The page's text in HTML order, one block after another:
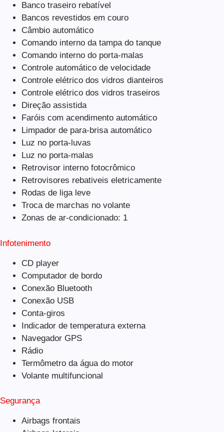
Banco traseiro rebatível
Bancos revestidos em couro
Câmbio automático
Comando interno da tampa do tanque
Comando interno do porta-malas
Controle automático de velocidade
Controle elétrico dos vidros dianteiros
Controle elétrico dos vidros traseiros
Direção assistida
Faróis com acendimento automático
Limpador de para-brisa automático
Luz no porta-luvas
Luz no porta-malas
Retrovisor interno fotocrômico
Retrovisores rebativeis eletricamente
Rodas de liga leve
Troca de marchas no volante
Zonas de ar-condicionado: 1
Infotenimento
CD player
Computador de bordo
Conexão Bluetooth
Conexão USB
Conta-giros
Indicador de temperatura externa
Navegador GPS
Rádio
Termômetro da água do motor
Volante multifuncional
Segurança
Airbags frontais